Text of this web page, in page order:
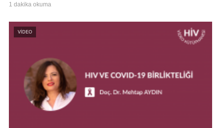
1 dakika okuma
VİDEO